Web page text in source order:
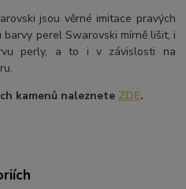
jsou věrné imitace pravých
perel Swarovski mírně lišit, i
perly, a to i v závislosti na
kamenů naleznete ZDE.